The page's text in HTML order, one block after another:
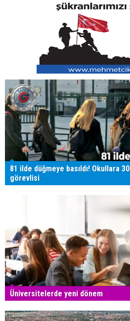
81 ilde düğmeye basıldı! Okullara
görevlisi
Üniversitelerde yeni dönem